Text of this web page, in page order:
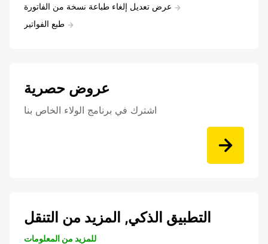
عرض تعديل إلغاء طباعة نسخة من الفاتورة
طبع الفواتير
عروض حصرية
اشترك في برنامج الولاء الخاص بنا
التطبيق الذكي, المزيد من التنقل
للمزيد من المعلومات